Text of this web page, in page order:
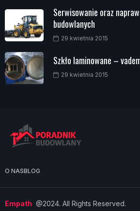
Serwisowanie oraz
budowlanych
29 kwietnia 2015
Szkło laminowane –
29 kwietnia 2015
O NASBLOG
Empath @2024. All Rights Reserved.